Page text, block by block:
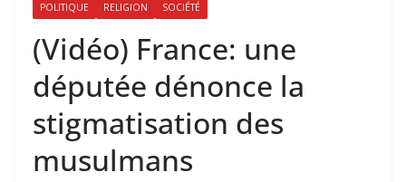
POLITIQUE RELIGION SOCIÉTÉ
(Vidéo) France: une
députée dénonce la
stigmatisation des
musulmans